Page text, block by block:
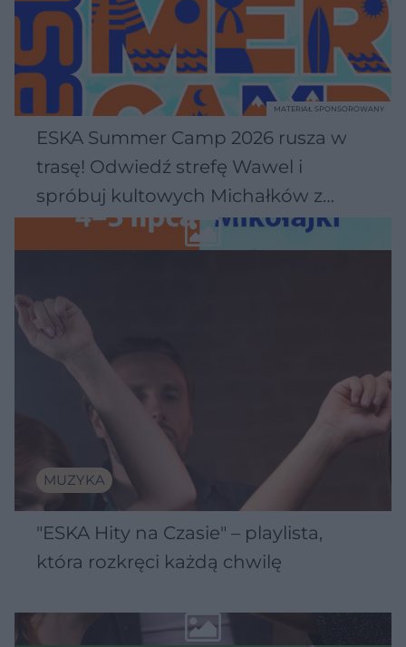
ESKA Summer Camp 2026 rusza w
trasę! Odwiedź strefę Wawel i
spróbuj kultowych Michałków z
Wawelu
MATERIAŁ SPONSOROWANY
MUZYKA
"ESKA Hity na Czasie" – playlista,
która rozkręci każdą chwilę